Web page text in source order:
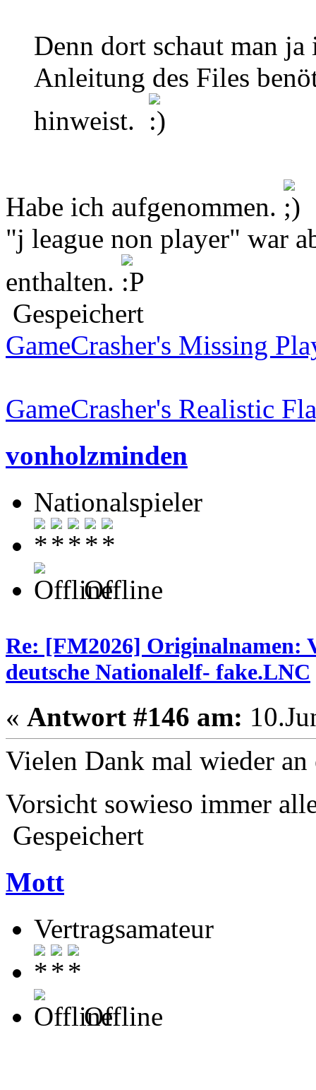
Denn dort schaut man
Anleitung des Files
hinweist.
Habe ich aufgenommen.
"j league non player" war
enthalten.
Gespeichert
GameCrasher's Missing
GameCrasher's Realistic
vonholzminden
Nationalspieler
Offline
Re: [FM2026] Originalnamen:
deutsche Nationalelf- fake.LNC
« Antwort #146 am:
Vielen Dank mal wieder
Vorsicht sowieso immer
Gespeichert
Mott
Vertragsamateur
Offline